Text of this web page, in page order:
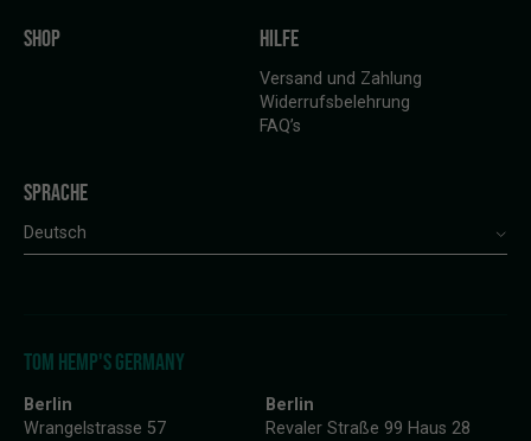
SHOP HILFE
Versand und Zahlung
Widerrufsbelehrung
FAQ’s
SPRACHE
Deutsch
TOM HEMP'S GERMANY
Berlin
Wrangelstrasse 57
Berlin
Revaler Straße 99 Haus 28